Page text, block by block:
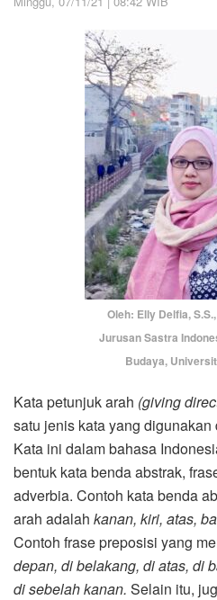
Oleh: Elly Delfia,
Jurusan Sastra
Budaya,
Kata petunjuk arah (giving
satu jenis kata yang
Kata ini dalam bahasa
bentuk kata benda abstrak,
adverbia. Contoh kata benda
arah adalah kanan, kiri, atas,
Contoh frase preposisi yang
depan, di belakang, di atas, di
di sebelah kanan. Selain itu,